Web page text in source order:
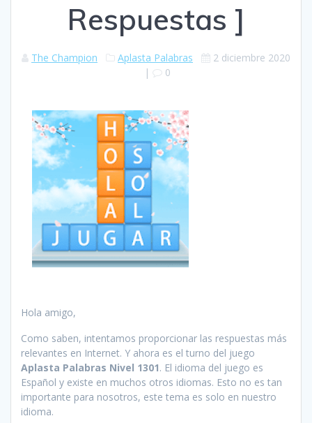
Respuestas ]
The Champion Aplasta Palabras
2 diciembre 2020
|
0
Hola amigo,
Como saben, intentamos proporcionar las respuestas más
relevantes en Internet. Y ahora es el turno del juego
Aplasta Palabras Nivel 1301. El idioma del juego es
Español y existe en muchos otros idiomas. Esto no es tan
importante para nosotros, este tema es solo en nuestro
idioma.